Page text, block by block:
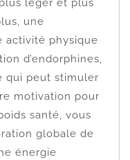
léger et plus
une
activité physique
d’endorphines,
qui peut stimuler
motivation pour
santé, vous
globale de
énergie